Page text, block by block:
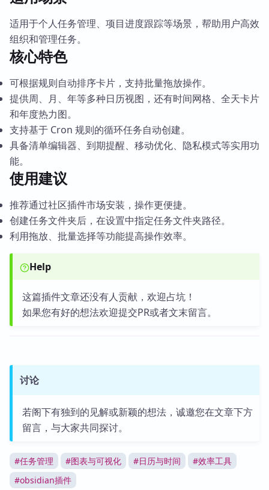
适用于个人任务管理、项目进度跟踪等场景，帮助用户高效
组织和管理任务。
核心特色
可根据规则自动排序卡片，支持批量拖放操作。
提供周、月、年等多种日历视图，还有时间网格、全天卡片
和年度热力图。
支持基于 Cron 规则的循环任务自动创建。
具备清单编辑器、到期提醒、移动优化、隐私模式等实用功
能。
使用建议
推荐通过社区插件市场安装，操作更便捷。
创建任务文件夹后，在设置中指定任务文件夹路径。
利用拖放、批量选择等功能提高操作效率。
Help
这篇插件文章还没有人贡献，欢迎占坑！
如果您有好的想法欢迎提交PR或者文末留言。
讨论
若阁下有独到的见解或新颖的想法，诚邀您在文章下方
留言，与大家共同探讨。
#任务管理 #图表与可视化 #日历与时间 #效率工具
#obsidian插件